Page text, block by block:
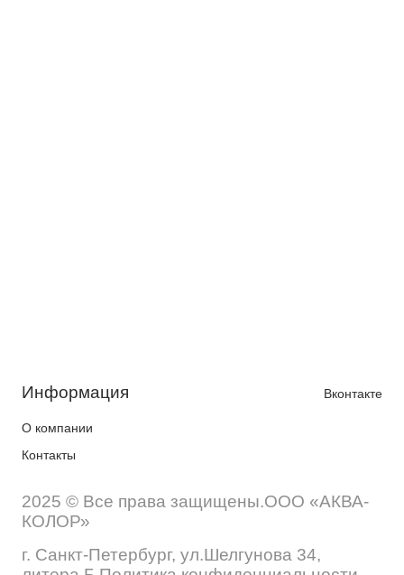
Информация
О компании
Контакты
Вконтакте
2025 © Все права защищены.ООО «АКВА-
КОЛОР»
г. Санкт-Петербург, ул.Шелгунова 34,